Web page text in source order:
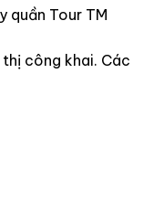
quần Tour TM
công khai. Các